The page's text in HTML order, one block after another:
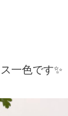
一色です✨